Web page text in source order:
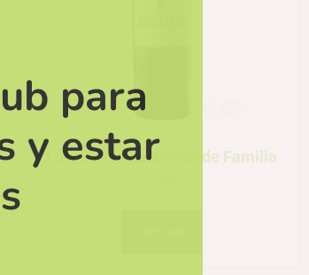
Luis Cañas Selección de Familia
para
y estar